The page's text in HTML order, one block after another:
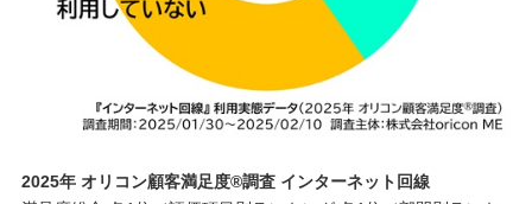
2025年 オリコン顧客満足度®調査 インターネット回線